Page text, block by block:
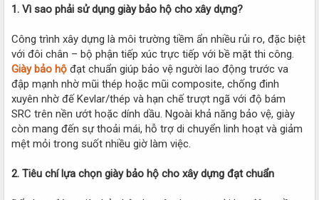
1. Vì sao phải sử dụng giày bảo hộ cho xây dựng?
Công trình xây dựng là môi trường tiềm ẩn nhiều rủi ro, đặc biệt
với đôi chân – bộ phận tiếp xúc trực tiếp với bề mặt thi công.
Giày bảo hộ đạt chuẩn giúp bảo vệ người lao động trước va
đập mạnh nhờ mũi thép hoặc mũi composite, chống đinh
xuyên nhờ đế Kevlar/thép và hạn chế trượt ngã với độ bám
SRC trên nền ướt hoặc dính dầu. Ngoài khả năng bảo vệ, giày
còn mang đến sự thoải mái, hỗ trợ di chuyển linh hoạt và giảm
mệt mỏi trong suốt nhiều giờ làm việc.
2. Tiêu chí lựa chọn giày bảo hộ cho xây dựng đạt chuẩn